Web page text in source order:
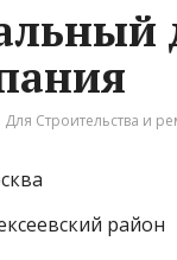
Для Строительства и
район